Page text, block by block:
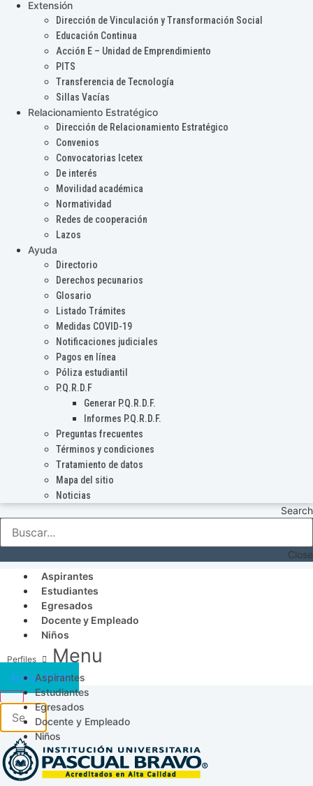
Extensión
Dirección de Vinculación y Transformación Social
Educación Continua
Acción E – Unidad de Emprendimiento
PITS
Transferencia de Tecnología
Sillas Vacías
Relacionamiento Estratégico
Dirección de Relacionamiento Estratégico
Convenios
Convocatorias Icetex
De interés
Movilidad académica
Normatividad
Redes de cooperación
Lazos
Ayuda
Directorio
Derechos pecunarios
Glosario
Listado Trámites
Medidas COVID-19
Notificaciones judiciales
Pagos en línea
Póliza estudiantil
P.Q.R.D.F
Generar P.Q.R.D.F.
Informes P.Q.R.D.F.
Preguntas frecuentes
Términos y condiciones
Tratamiento de datos
Mapa del sitio
Noticias
Search
Close
Aspirantes
Estudiantes
Egresados
Docente y Empleado
Niños
Menu
Aspirantes
Estudiantes
Egresados
Docente y Empleado
Niños
Acceso SICAU